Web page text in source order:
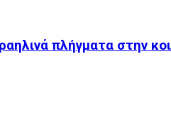
πλήγματα στην